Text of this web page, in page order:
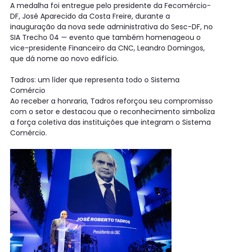
A medalha foi entregue pelo presidente da Fecomércio-
DF, José Aparecido da Costa Freire, durante a
inauguração da nova sede administrativa do Sesc-DF, no
SIA Trecho 04 — evento que também homenageou o
vice-presidente Financeiro da CNC, Leandro Domingos,
que dá nome ao novo edifício.
Tadros: um líder que representa todo o Sistema
Comércio
Ao receber a honraria, Tadros reforçou seu compromisso
com o setor e destacou que o reconhecimento simboliza
a força coletiva das instituições que integram o Sistema
Comércio.